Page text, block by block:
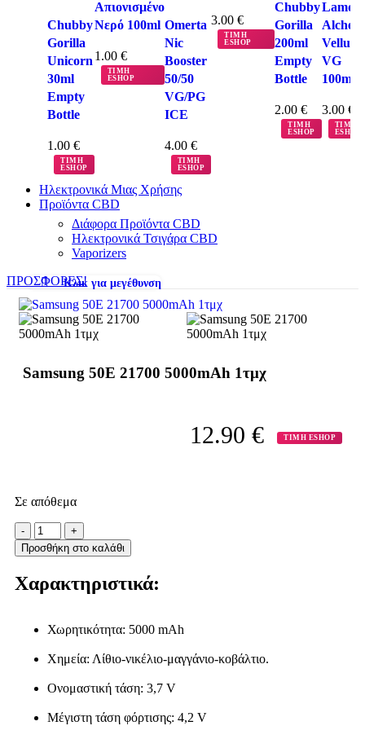
Chubby
Gorilla
Unicorn
30ml
Empty
Bottle
1.00 €
ΤΙΜΗ
ESHOP
Απιονισμένο
Νερό 100ml
1.00 €
ΤΙΜΗ
ESHOP
Omerta
Nic
Booster
50/50
VG/PG
ICE
4.00 €
ΤΙΜΗ
ESHOP
3.00 €
ΤΙΜΗ
ESHOP
Chubby
Gorilla
200ml
Empty
Bottle
2.00 €
ΤΙΜΗ
ESHOP
Lamda
Velluto
VG
100ml
3.00 €
ΤΙΜΗ
ESHOP
Ηλεκτρονικά Μιας Χρήσης
Προϊόντα CBD
Διάφορα Προϊόντα CBD
Ηλεκτρονικά Τσιγάρα CBD
Vaporizers
ΠΡΟΣΦΟΡΕΣ!Κλικ για μεγέθυνση
Samsung 50E 21700 5000mAh 1τμχ
12.90 € ΤΙΜΗ ESHOP
Σε απόθεμα
Προσθήκη στο καλάθι
Χαρακτηριστικά:
Χωρητικότητα: 5000 mAh
Χημεία: Λίθιο-νικέλιο-μαγγάνιο-κοβάλτιο.
Ονομαστική τάση: 3,7 V
Μέγιστη τάση φόρτισης: 4,2 V